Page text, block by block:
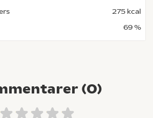
275 kcal
69 %
(0)